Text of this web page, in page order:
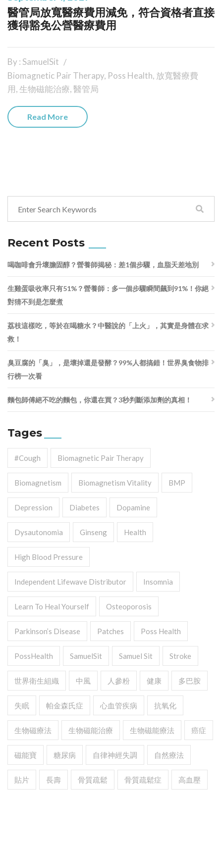
醫管局放寬醫療費用減免，符合資格者直接
獲得豁免公營醫療費用
By : SamuelSit
Biomagnetic Pair Therapy, Poss Health, 放寬醫療費
用, 生物磁能治療, 醫管局
Read More
Recent Posts
喝咖啡會升壞膽固醇？營養師揭秘：差1個步驟，血脂天差地別
生雞蛋吸收率只有51%？營養師：多一個步驟瞬間飆到91%！你絕
對猜不到是怎麼煮
荔枝這樣吃，等於在喝糖水？中醫說的「上火」，其實是身體在求
救！
臭豆腐的「臭」，是壞掉還是發酵？99%人都搞錯！世界臭食物排
行榜一次看
麵包師傅絕不吃的麵包，你還在買？3秒判斷添加劑的真相！
Tages
#cough Biomagnetic Pair Therapy
Biomagnetism Biomagnetism Vitality BMP
Depression Diabetes Dopamine
Dysautonomia Ginseng Health
High Blood Pressure
Independent Lifewave Distributor Insomnia
Learn To Heal Yourself Osteoporosis
Parkinson’s Disease Patches Poss Health
PossHealth SamuelSit Samuel Sit Stroke
世界衛生組織 中風 人參粉 健康 多巴胺
失眠 帕金森氏症 心血管疾病 抗氧化
生物磁療法 生物磁能治療 生物磁能療法 癌症
磁能寶 糖尿病 自律神經失調 自然療法
貼片 長壽 骨質疏鬆 骨質疏鬆症 高血壓